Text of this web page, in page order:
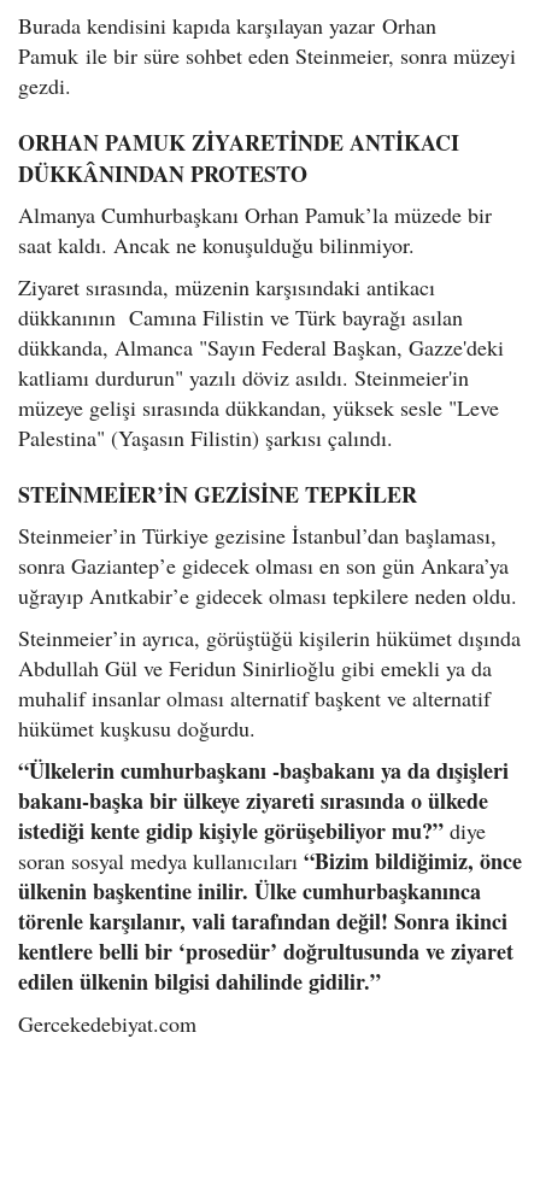
Burada kendisini kapıda karşılayan yazar Orhan
Pamuk ile bir süre sohbet eden Steinmeier, sonra müzeyi
gezdi.
ORHAN PAMUK ZİYARETİNDE ANTİKACI
DÜKKÂNINDAN PROTESTO
Almanya Cumhurbaşkanı Orhan Pamuk’la müzede bir
saat kaldı. Ancak ne konuşulduğu bilinmiyor.
Ziyaret sırasında, müzenin karşısındaki antikacı
dükkanının Camına Filistin ve Türk bayrağı asılan
dükkanda, Almanca "Sayın Federal Başkan, Gazze'deki
katliamı durdurun" yazılı döviz asıldı. Steinmeier'in
müzeye gelişi sırasında dükkandan, yüksek sesle "Leve
Palestina" (Yaşasın Filistin) şarkısı çalındı.
STEİNMEİER’İN GEZİSİNE TEPKİLER
Steinmeier’in Türkiye gezisine İstanbul’dan başlaması,
sonra Gaziantep’e gidecek olması en son gün Ankara’ya
uğrayıp Anıtkabir’e gidecek olması tepkilere neden oldu.
Steinmeier’in ayrıca, görüştüğü kişilerin hükümet dışında
Abdullah Gül ve Feridun Sinirlioğlu gibi emekli ya da
muhalif insanlar olması alternatif başkent ve alternatif
hükümet kuşkusu doğurdu.
“Ülkelerin cumhurbaşkanı -başbakanı ya da dışişleri
bakanı-başka bir ülkeye ziyareti sırasında o ülkede
istediği kente gidip kişiyle görüşebiliyor mu?” diye
soran sosyal medya kullanıcıları “Bizim bildiğimiz, önce
ülkenin başkentine inilir. Ülke cumhurbaşkanınca
törenle karşılanır, vali tarafından değil! Sonra ikinci
kentlere belli bir ‘prosedür’ doğrultusunda ve ziyaret
edilen ülkenin bilgisi dahilinde gidilir.”
Gercekedebiyat.com